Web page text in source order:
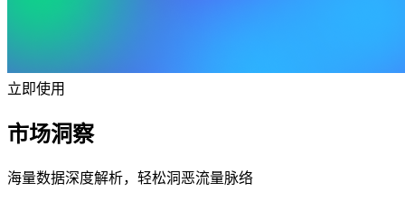
立即使用
市场洞察
海量数据深度解析，轻松洞恶流量脉络